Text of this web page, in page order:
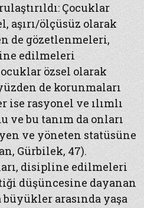
Çocuklar
aşırı/ölçüsüz olarak
de gözetlenmeleri,
edilmeleri
özsel olarak
de korunmaları
rasyonel ve ılımlı
ve bu tanım da onları
ve yöneten statüsüne
Gürbilek, 47).
disipline edilmeleri
düşüncesine dayanan
arasında yaşa